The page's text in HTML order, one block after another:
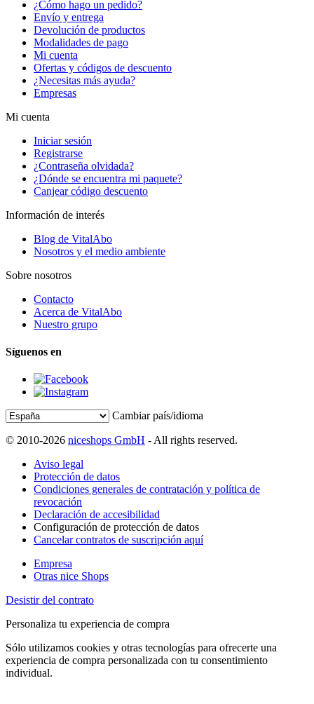
¿Cómo hago un pedido?
Envío y entrega
Devolución de productos
Modalidades de pago
Mi cuenta
Ofertas y códigos de descuento
¿Necesitas más ayuda?
Empresas
Mi cuenta
Iniciar sesión
Registrarse
¿Contraseña olvidada?
¿Dónde se encuentra mi paquete?
Canjear código descuento
Información de interés
Blog de VitalAbo
Nosotros y el medio ambiente
Sobre nosotros
Contacto
Acerca de VitalAbo
Nuestro grupo
Síguenos en
Cambiar país/idioma
© 2010-2026 niceshops GmbH - All rights reserved.
Aviso legal
Protección de datos
Condiciones generales de contratación y política de
revocación
Declaración de accesibilidad
Configuración de protección de datos
Cancelar contratos de suscripción aquí
Empresa
Otras nice Shops
Desistir del contrato
Personaliza tu experiencia de compra
Sólo utilizamos cookies y otras tecnologías para ofrecerte una
experiencia de compra personalizada con tu consentimiento
individual.